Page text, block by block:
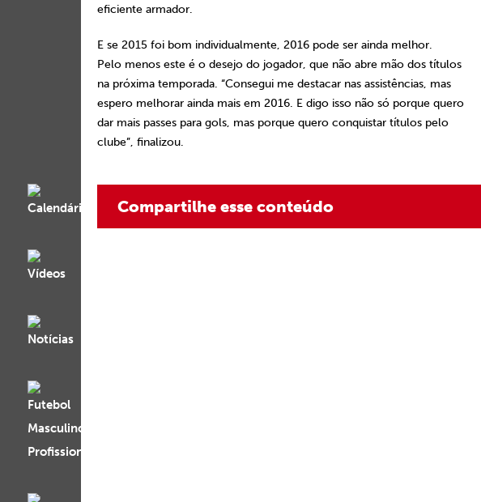
eficiente armador.
E se 2015 foi bom individualmente, 2016 pode ser ainda melhor.
Pelo menos este é o desejo do jogador, que não abre mão dos títulos
na próxima temporada. “Consegui me destacar nas assistências, mas
espero melhorar ainda mais em 2016. E digo isso não só porque quero
dar mais passes para gols, mas porque quero conquistar títulos pelo
clube”, finalizou.
Compartilhe esse conteúdo